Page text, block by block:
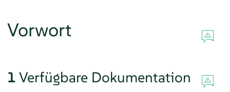
Vorwort
1 Verfügbare Dokumentation